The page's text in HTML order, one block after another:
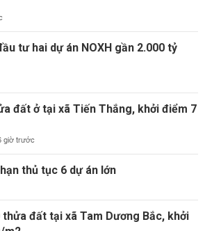
tư hai dự án NOXH gần 2.000 tỷ
đất ở tại xã Tiến Thắng, khởi điểm 7
giờ trước
thủ tục 6 dự án lớn
đất tại xã Tam Dương Bắc, khởi